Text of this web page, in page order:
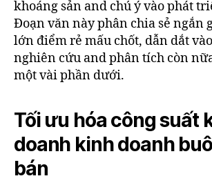
khoáng sản and chú ý vào phát
Đoạn văn này phân chia sẻ ngắn
lớn điểm rẻ mấu chốt, dẫn dắt
nghiên cứu and phân tích còn
một vài phần dưới.
Tối ưu hóa công suất
doanh kinh doanh
bán